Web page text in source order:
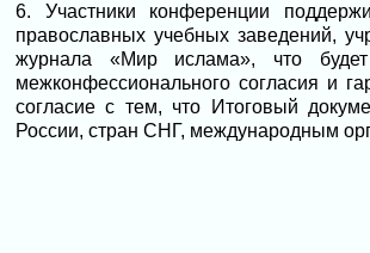
6. Участники конференции
православных учебных заведений,
журнала «Мир ислама», что будет
межконфессионального согласия и
согласие с тем, что Итоговый
России, стран СНГ, международным